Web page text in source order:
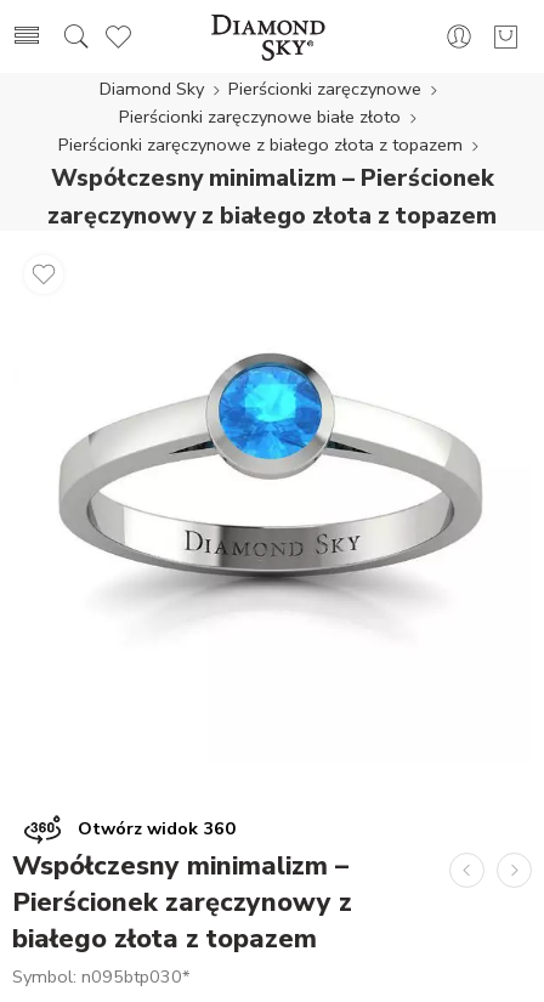
Diamond Sky
Pierścionki zaręczynowe
Pierścionki zaręczynowe białe złoto
Pierścionki zaręczynowe z białego złota z topazem
Współczesny minimalizm – Pierścionek
zaręczynowy z białego złota z topazem
Otwórz widok 360
Współczesny minimalizm –
Pierścionek zaręczynowy z
białego złota z topazem
Symbol: n095btp030*